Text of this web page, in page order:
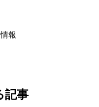
報
記事